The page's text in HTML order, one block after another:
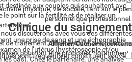
physique, vie sociale, tant sur le plan
personnel que professionnel.
discuterons avec vous des différentes
de traitement. Si nécessaire, des parcours
pourront être proposés, notamment :
destinée aux couples qui souhaitent avoir
le point sur la fertilité et de réaliser un
une prise de sang et une échographie
de l’utérus (hystéroscopie et/ou
cas). Chez le partenaire, une analyse
Clinique du saignement
Afficher/Cacher le contenu
sont fréquents et constituent souvent